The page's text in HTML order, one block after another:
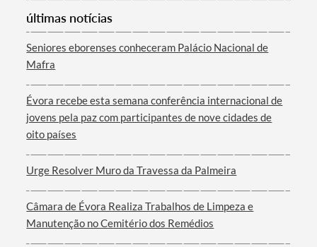
Filtros
últimas notícias
Seniores eborenses conheceram Palácio Nacional de
Mafra
Évora recebe esta semana conferência internacional de
jovens pela paz com participantes de nove cidades de
oito países
Urge Resolver Muro da Travessa da Palmeira
Câmara de Évora Realiza Trabalhos de Limpeza e
Manutenção no Cemitério dos Remédios